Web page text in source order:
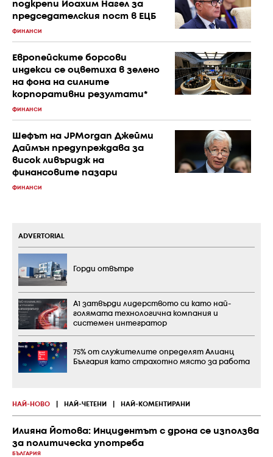
подкрепи Йоахим Нагел за
председателския пост в ЕЦБ
ФИНАНСИ
Европейските борсови
индекси се оцветиха в зелено
на фона на силните
корпоративни резултати*
ФИНАНСИ
Шефът на JPMorgan Джейми
Даймън предупреждава за
висок ливъридж на
финансовите пазари
ФИНАНСИ
НАЙ-НОВО НАЙ-ЧЕТЕНИ НАЙ-КОМЕНТИРАНИ
Илияна Йотова: Инцидентът с дрона се използва
за политическа употреба
БЪЛГАРИЯ
ADVERTORIAL
Горди отвътре
А1 затвърди лидерството си като най-
голямата технологична компания и
системен интегратор
75% от служителите определят Алианц
България като страхотно място за работа